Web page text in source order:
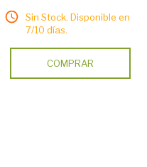
Sin Stock. Disponible en
7/10 días.
COMPRAR